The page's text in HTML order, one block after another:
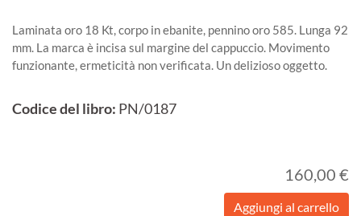
Laminata oro 18 Kt, corpo in ebanite, pennino oro 585. Lunga 92
mm. La marca è incisa sul margine del cappuccio. Movimento
funzionante, ermeticità non verificata. Un delizioso oggetto.
Codice del libro: PN/0187
160,00 €